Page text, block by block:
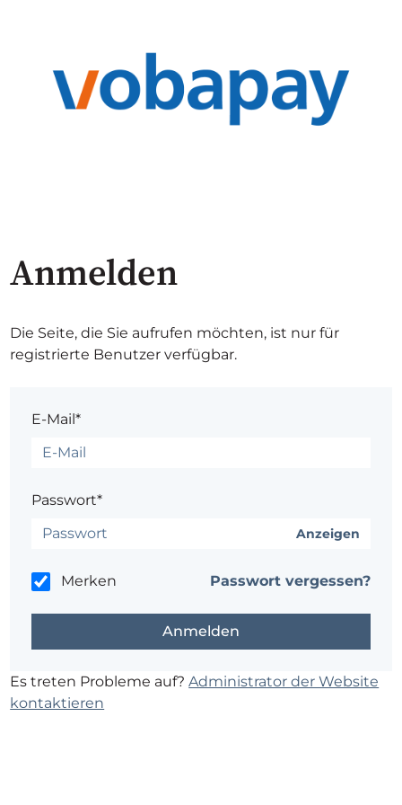
Anmelden
Die Seite, die Sie aufrufen möchten, ist nur für
registrierte Benutzer verfügbar.
E-Mail*
Passwort*
Anzeigen
Merken Passwort vergessen?
Es treten Probleme auf?Administrator der Website
kontaktieren